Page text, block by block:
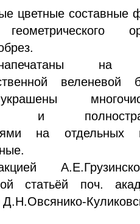
цветные составные
на
веленевой
и
на отдельных
статьёй поч.